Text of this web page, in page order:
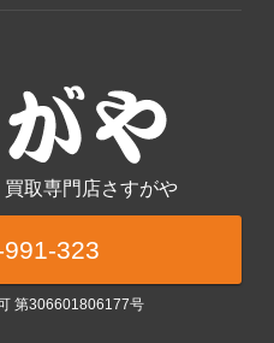
取専門店さすがや
323
第306601806177号